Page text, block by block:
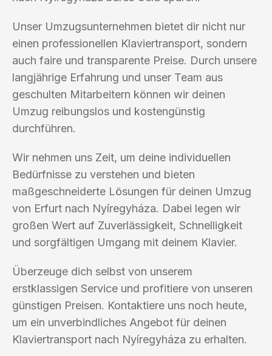
Unser Umzugsunternehmen bietet dir nicht nur
einen professionellen Klaviertransport, sondern
auch faire und transparente Preise. Durch unsere
langjährige Erfahrung und unser Team aus
geschulten Mitarbeitern können wir deinen
Umzug reibungslos und kostengünstig
durchführen.
Wir nehmen uns Zeit, um deine individuellen
Bedürfnisse zu verstehen und bieten
maßgeschneiderte Lösungen für deinen Umzug
von Erfurt nach Nyíregyháza. Dabei legen wir
großen Wert auf Zuverlässigkeit, Schnelligkeit
und sorgfältigen Umgang mit deinem Klavier.
Überzeuge dich selbst von unserem
erstklassigen Service und profitiere von unseren
günstigen Preisen. Kontaktiere uns noch heute,
um ein unverbindliches Angebot für deinen
Klaviertransport nach Nyíregyháza zu erhalten.